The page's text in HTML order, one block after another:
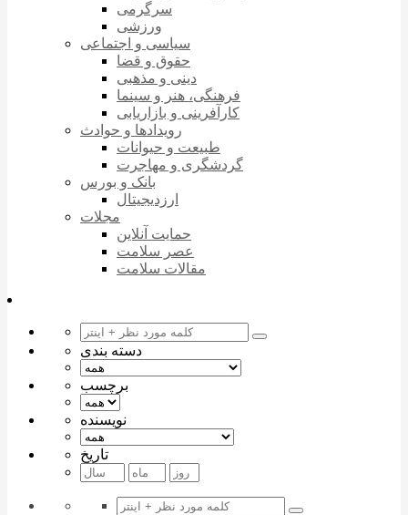
سرگرمی
ورزشی
سیاسی و اجتماعی
حقوق و قضا
دینی و مذهبی
فرهنگی، هنر و سینما
کارآفرینی و بازاریابی
رویدادها و حوادث
طبیعت و حیوانات
گردشگری و مهاجرت
بانک و بورس
ارزدیجیتال
مجلات
حمایت آنلاین
عصر سلامت
مقالات سلامت
دسته بندی
برچسب
نویسنده
تاریخ